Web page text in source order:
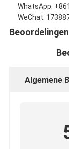
zeevracht
DDP-
druk het
WhatsApp:
WeChat:
Algemene